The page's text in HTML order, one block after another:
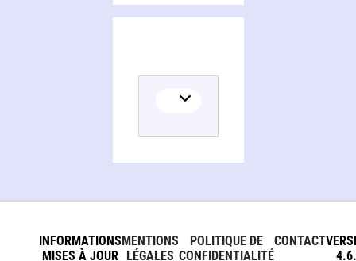
INFORMATIONS
MISES À JOUR
MENTIONS
LÉGALES
POLITIQUE DE
CONFIDENTIALITÉ
CONTACT